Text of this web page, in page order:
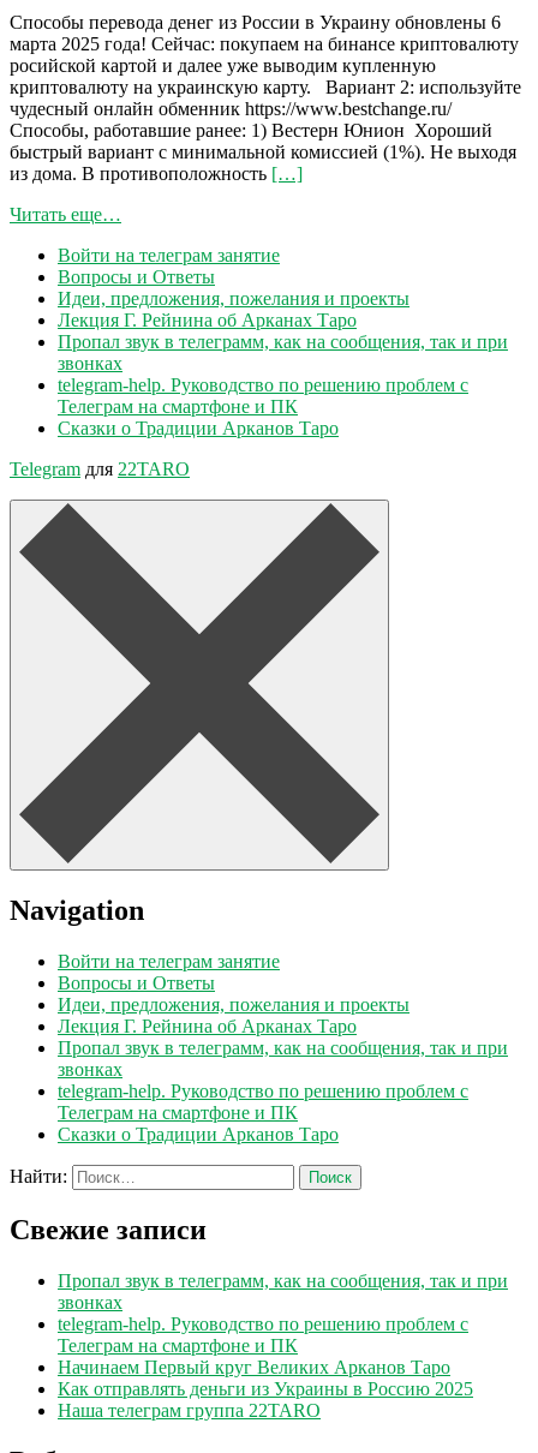
Способы перевода денег из России в Украину обновлены 6
марта 2025 года! Сейчас: покупаем на бинансе криптовалюту
росийской картой и далее уже выводим купленную
криптовалюту на украинскую карту. Вариант 2: используйте
чудесный онлайн обменник https://www.bestchange.ru/
Способы, работавшие ранее: 1) Вестерн Юнион Хороший
быстрый вариант с минимальной комиссией (1%). Не выходя
из дома. В противоположность […]
Читать еще…
Войти на телеграм занятие
Вопросы и Ответы
Идеи, предложения, пожелания и проекты
Лекция Г. Рейнина об Арканах Таро
Пропал звук в телеграмм, как на сообщения, так и при
звонках
telegram-help. Руководство по решению проблем с
Телеграм на смартфоне и ПК
Сказки о Традиции Арканов Таро
Telegram для 22TARO
Navigation
Войти на телеграм занятие
Вопросы и Ответы
Идеи, предложения, пожелания и проекты
Лекция Г. Рейнина об Арканах Таро
Пропал звук в телеграмм, как на сообщения, так и при
звонках
telegram-help. Руководство по решению проблем с
Телеграм на смартфоне и ПК
Сказки о Традиции Арканов Таро
Найти:
Свежие записи
Пропал звук в телеграмм, как на сообщения, так и при
звонках
telegram-help. Руководство по решению проблем с
Телеграм на смартфоне и ПК
Начинаем Первый круг Великих Арканов Таро
Как отправлять деньги из Украины в Россию 2025
Наша телеграм группа 22TARO